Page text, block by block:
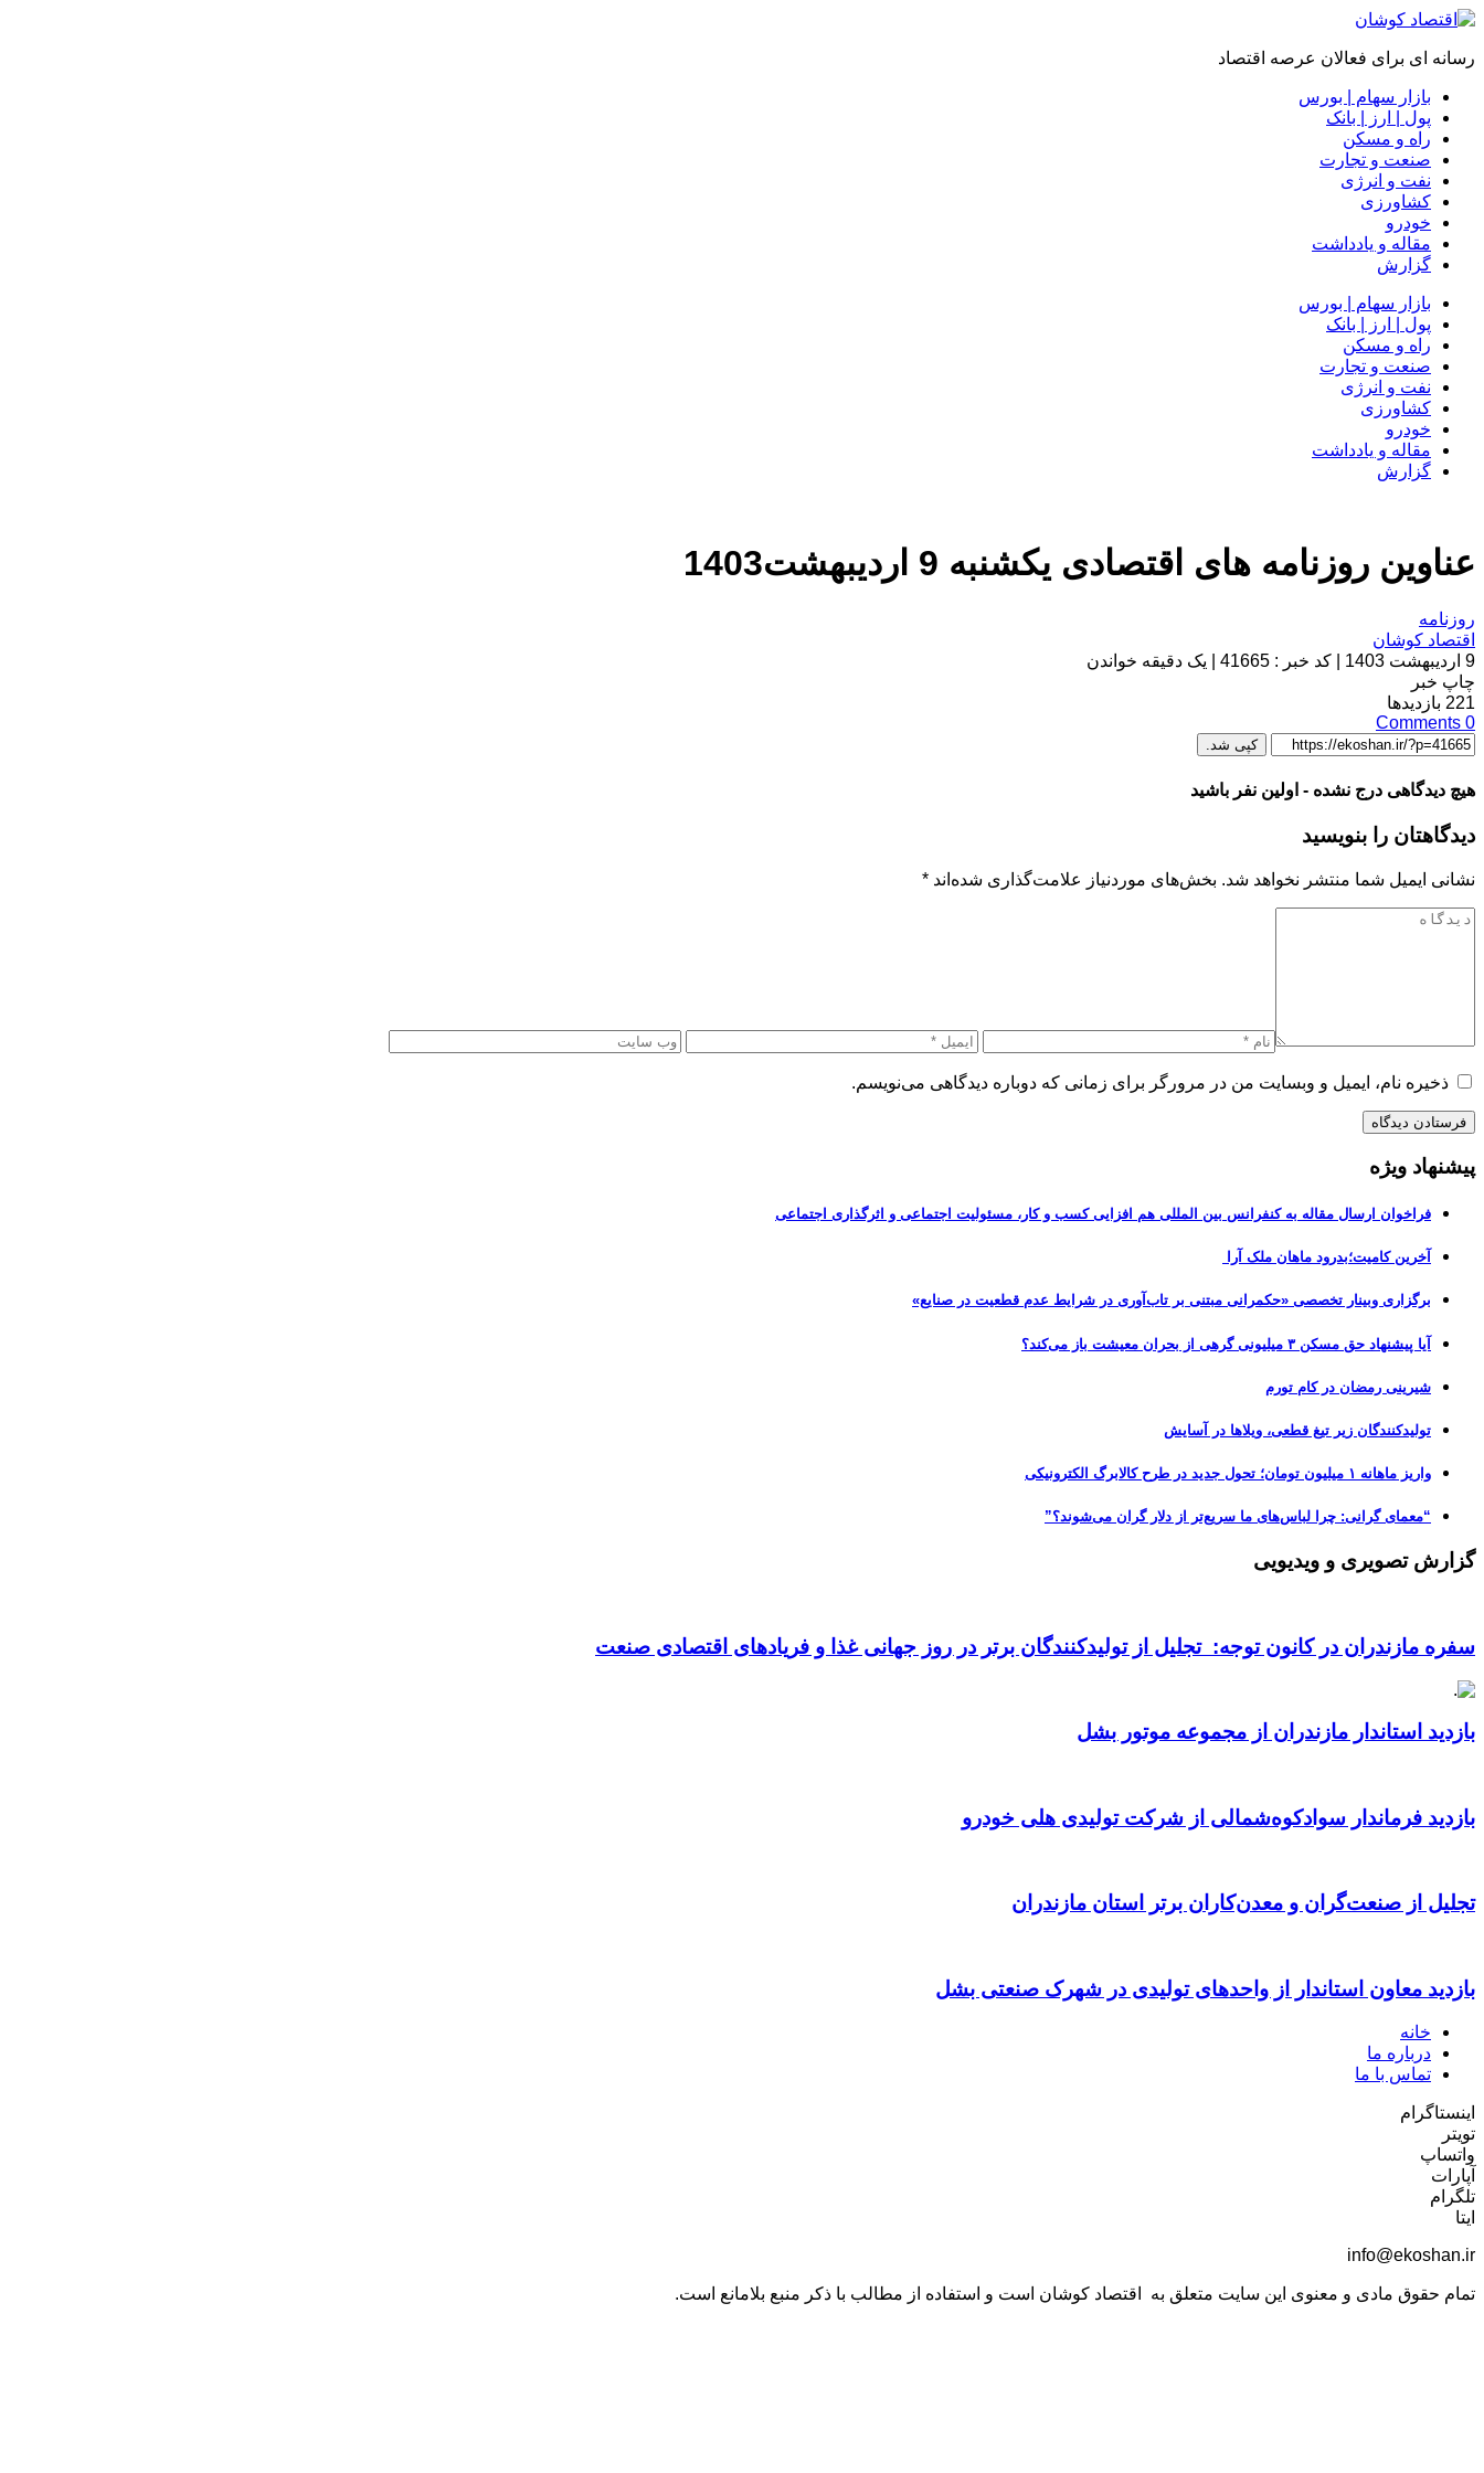
رسانه ای برای فعالان عرصه اقتصاد
بازار سهام | بورس
پول | ارز | بانک
راه و مسکن
صنعت و تجارت
نفت و انرژی
کشاورزی
خودرو
مقاله و یادداشت
گزارش
بازار سهام | بورس
پول | ارز | بانک
راه و مسکن
صنعت و تجارت
نفت و انرژی
کشاورزی
خودرو
مقاله و یادداشت
گزارش
عناوین روزنامه های اقتصادی یکشنبه 9 اردیبهشت1403
روزنامه
اقتصاد کوشان
9 اردیبهشت 1403
کد خبر : 41665
یک دقیقه خواندن
چاپ خبر
221 بازدیدها
0
Comments
کپی شد.
هیچ دیدگاهی درج نشده - اولین نفر باشید
دیدگاهتان را بنویسید
نشانی ایمیل شما منتشر نخواهد شد. بخش‌های موردنیاز علامت‌گذاری شده‌اند *
ذخیره نام، ایمیل و وبسایت من در مرورگر برای زمانی که دوباره دیدگاهی می‌نویسم.
پیشنهاد ویژه
فراخوان ارسال مقاله به کنفرانس بین المللی هم افزایی کسب و کار، مسئولیت اجتماعی و اثرگذاری اجتماعی
آخرین کامیت؛بدرود ماهان ملک آرا
برگزاری وبینار تخصصی «حکمرانی مبتنی بر تاب‌آوری در شرایط عدم قطعیت در صنایع»
آیا پیشنهاد حق مسکن ۳ میلیونی گرهی از بحران معیشت باز می‌کند؟
شیرینی رمضان در کام تورم
تولیدکنندگان زیر تیغ قطعی، ویلاها در آسایش
واریز ماهانه ۱ میلیون تومان؛ تحول جدید در طرح کالابرگ الکترونیکی
“معمای گرانی: چرا لباس‌های ما سریع‌تر از دلار گران می‌شوند؟”
گزارش تصویری و ویدیویی
سفره مازندران در کانون توجه: تجلیل از تولیدکنندگان برتر در روز جهانی غذا و فریادهای اقتصادی صنعت
بازدید استاندار مازندران از مجموعه موتور بشل
بازدید فرماندار سوادکوه‌شمالی از شرکت تولیدی هلی خودرو
تجلیل از صنعت‌گران و معدن‌کاران برتر استان مازندران
بازدید معاون استاندار از واحدهای تولیدی در شهرک صنعتی بشل
خانه
درباره ما
تماس با ما
اینستاگرام
تویتر
واتساپ
آپارات
تلگرام
ایتا
info@ekoshan.ir
تمام حقوق مادی و معنوی این سایت متعلق به اقتصاد کوشان است و استفاده از مطالب با ذکر منبع بلامانع است.